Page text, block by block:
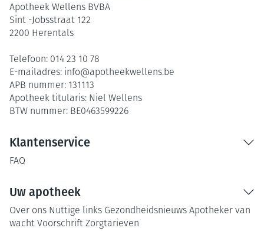
Apotheek Wellens BVBA
Sint -Jobsstraat 122
2200 Herentals
Telefoon: 014 23 10 78
E-mailadres: info@apotheekwellens.be
APB nummer: 131113
Apotheek titularis: Niel Wellens
BTW nummer: BE0463599226
Klantenservice
FAQ
Uw apotheek
Over ons Nuttige links Gezondheidsnieuws Apotheker van
wacht Voorschrift Zorgtarieven